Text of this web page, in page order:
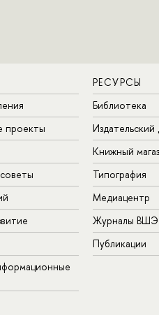
проекты
РЕСУРСЫ
Библиотека
Книжный
Типография
Медиацентр
Журналы ВШЭ
Публикации